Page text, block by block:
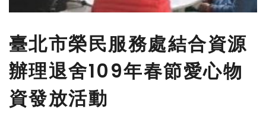
臺北市榮民服務處結合資源
辦理退舍109年春節愛心物
資發放活動